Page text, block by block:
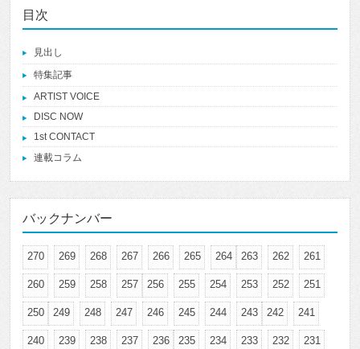
目次
見出し
特集記事
ARTIST VOICE
DISC NOW
1st CONTACT
連載コラム
バックナンバー
270 269 268 267 266 265 264 263 262 261
260 259 258 257 256 255 254 253 252 251
250 249 248 247 246 245 244 243 242 241
240 239 238 237 236 235 234 233 232 231